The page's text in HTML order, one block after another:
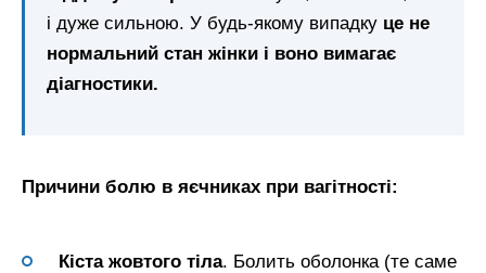
і дуже сильною. У будь-якому випадку це не
нормальний стан жінки і воно вимагає
діагностики.
Причини болю в яєчниках при вагітності:
Кіста жовтого тіла. Болить оболонка (те саме